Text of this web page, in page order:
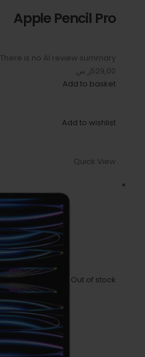
Apple Pencil Pro
There is no AI review summary.
529,00ر.س
Add to basket
Add to wishlist
Quick View
Out of stock